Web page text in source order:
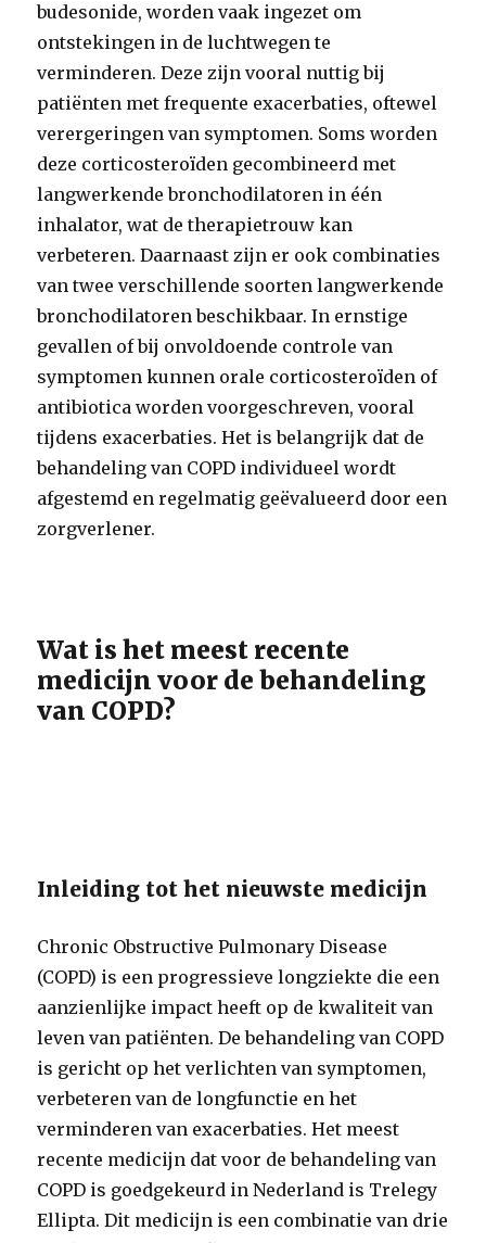
budesonide, worden vaak ingezet om
ontstekingen in de luchtwegen te
verminderen. Deze zijn vooral nuttig bij
patiënten met frequente exacerbaties, oftewel
verergeringen van symptomen. Soms worden
deze corticosteroïden gecombineerd met
langwerkende bronchodilatoren in één
inhalator, wat de therapietrouw kan
verbeteren. Daarnaast zijn er ook combinaties
van twee verschillende soorten langwerkende
bronchodilatoren beschikbaar. In ernstige
gevallen of bij onvoldoende controle van
symptomen kunnen orale corticosteroïden of
antibiotica worden voorgeschreven, vooral
tijdens exacerbaties. Het is belangrijk dat de
behandeling van COPD individueel wordt
afgestemd en regelmatig geëvalueerd door een
zorgverlener.
Wat is het meest recente
medicijn voor de behandeling
van COPD?
Inleiding tot het nieuwste medicijn
Chronic Obstructive Pulmonary Disease
(COPD) is een progressieve longziekte die een
aanzienlijke impact heeft op de kwaliteit van
leven van patiënten. De behandeling van COPD
is gericht op het verlichten van symptomen,
verbeteren van de longfunctie en het
verminderen van exacerbaties. Het meest
recente medicijn dat voor de behandeling van
COPD is goedgekeurd in Nederland is Trelegy
Ellipta. Dit medicijn is een combinatie van drie